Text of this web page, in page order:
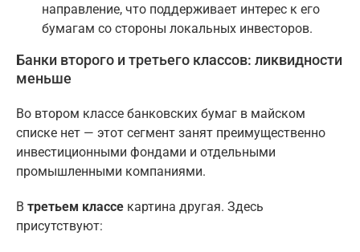
направление, что поддерживает интерес к его
бумагам со стороны локальных инвесторов.
Банки второго и третьего классов: ликвидности
меньше
Во втором классе банковских бумаг в майском
списке нет — этот сегмент занят преимущественно
инвестиционными фондами и отдельными
промышленными компаниями.
В третьем классе картина другая. Здесь
присутствуют: